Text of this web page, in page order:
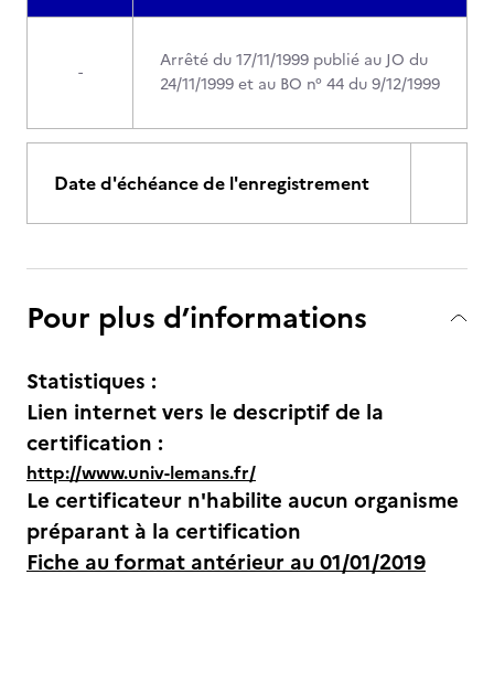
-
Arrêté du 17/11/1999 publié au JO du
24/11/1999 et au BO n° 44 du 9/12/1999
Date d'échéance de l'enregistrement
Pour plus d’informations
Statistiques :
Lien internet vers le descriptif de la
certification :
http://www.univ-lemans.fr/
Le certificateur n'habilite aucun organisme
préparant à la certification
Fiche au format antérieur au 01/01/2019